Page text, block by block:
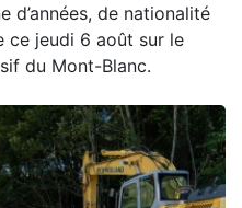
d’années, de nationalité
ce jeudi 6 août sur le
du Mont-Blanc.